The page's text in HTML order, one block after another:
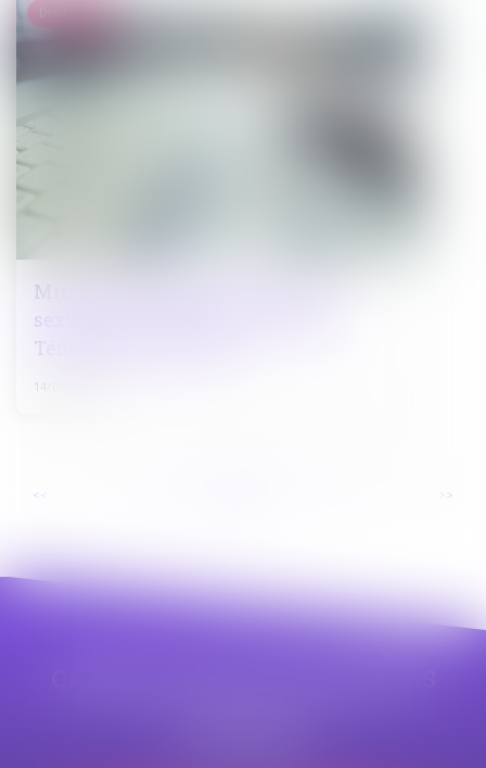
Mineurs victimes de violences
sexuelles : création du traitement
Témoignages CIIVISE
14/02/2023
Droit pénal
<< >>